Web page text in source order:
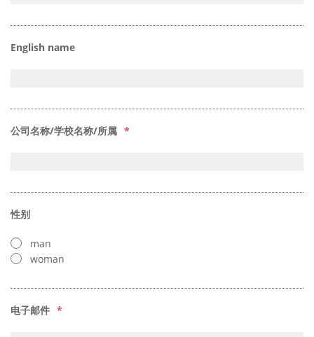
English name
公司名称/学校名称/所属 *
性别
man
woman
电子邮件 *